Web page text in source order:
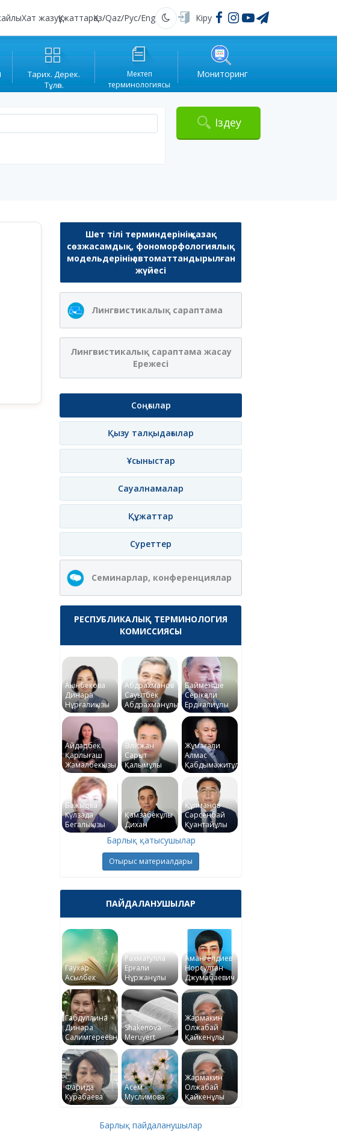
Хат жазуҚұжаттарҚаз/Qaz/Рус/Eng Қараңғы Кіру
Тарих. Дерек.
Тұлға.
Мектеп
терминологиясы
Мониторинг
Іздеу
Шет тілі терминдерінің қазақ
сөзжасамдық, фономорфологиялық
модельдерінің автоматтандырылған
жүйесі
Лингвистикалық сараптама
Лингвистикалық сараптама жасау
Ережесі
Соңғылар
Қызу талқыдағылар
Ұсыныстар
Сауалнамалар
Құжаттар
Суреттер
Семинарлар, конференциялар
РЕСПУБЛИКАЛЫҚ ТЕРМИНОЛОГИЯ
КОМИССИЯСЫ
Ақынбекова
Динара
Нұрғалиқызы
Абдрахманов
Сауытбек
Абдрахманұлы
Байменше
Серікқали
Ердіғалиұлы
Айдарбек
Қарлығаш
Жамалбекқызы
Әлісжан
Сарқыт
Қалымұлы
Жұмағали
Алмас
Қабдымәжитұлы
Бажықова
Күлзада
Бегалықызы
Қамзабекұлы
Дихан
Құлманов
Сәрсенбай
Қуантайұлы
Барлық қатысушылар
Отырыс материалдары
ПАЙДАЛАНУШЫЛАР
Гаухар
Асылбек
Рахматулла
Ерғали
Нұржанұлы
Амангелдиев
Норсултан
Джумабаевич
Габдуллина
Динара
Салимгереевна
Shakenova
Meruyert
Жармакин
Олжабай
Қайкенұлы
Фарида
Курабаева
Асем
Муслимова
Жармакин
Олжабай
Қайкенұлы
Барлық пайдаланушылар